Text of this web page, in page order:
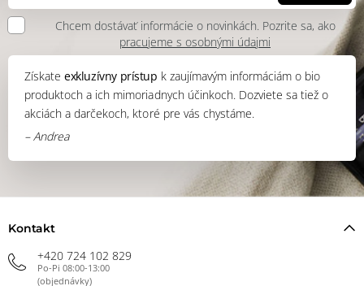
Chcem dostávať informácie o novinkách. Pozrite sa, ako
pracujeme s osobnými údajmi
Získateexkluzívny prístup k zaujímavým informáciám o bio
produktoch a ich mimoriadnych účinkoch. Dozviete sa tiež o
akciách a darčekoch, ktoré pre vás chystáme.
– Andrea
Kontakt
+420 724 102 829
Po-Pi 08:00-13:00
(objednávky)